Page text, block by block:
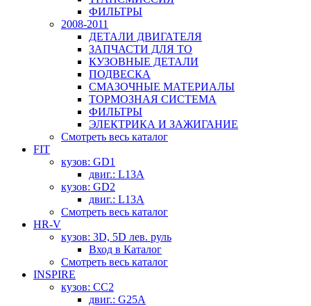
ФИЛЬТРЫ
2008-2011
ДЕТАЛИ ДВИГАТЕЛЯ
ЗАПЧАСТИ ДЛЯ ТО
КУЗОВНЫЕ ДЕТАЛИ
ПОДВЕСКА
СМАЗОЧНЫЕ МАТЕРИАЛЫ
ТОРМОЗНАЯ СИСТЕМА
ФИЛЬТРЫ
ЭЛЕКТРИКА И ЗАЖИГАНИЕ
Смотреть весь каталог
FIT
кузов: GD1
двиг.: L13A
кузов: GD2
двиг.: L13A
Смотреть весь каталог
HR-V
кузов: 3D, 5D лев. руль
Вход в Каталог
Смотреть весь каталог
INSPIRE
кузов: CC2
двиг.: G25A